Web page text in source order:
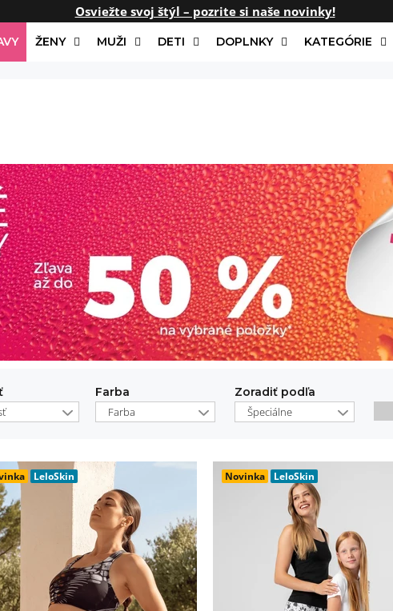
Osviežte svoj štýl – pozrite si naše novinky!
ŽENY MUŽI DETI DOPLNKY KATEGÓRIE
Farba
Farba
Zoradiť podľa
Špeciálne
LeloSkin Novinka LeloSkin